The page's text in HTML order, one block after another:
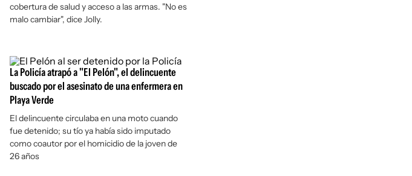
cobertura de salud y acceso a las armas. "No es
malo cambiar", dice Jolly.
La Policía atrapó a "El Pelón", el delincuente
buscado por el asesinato de una enfermera en
Playa Verde
El delincuente circulaba en una moto cuando
fue detenido; su tío ya había sido imputado
como coautor por el homicidio de la joven de
26 años